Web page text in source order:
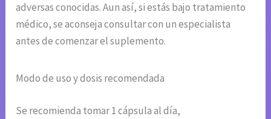
adversas conocidas. Aun así, si estás bajo tratamiento
médico, se aconseja consultar con un especialista
antes de comenzar el suplemento.
Modo de uso y dosis recomendada
Se recomienda tomar 1 cápsula al día,